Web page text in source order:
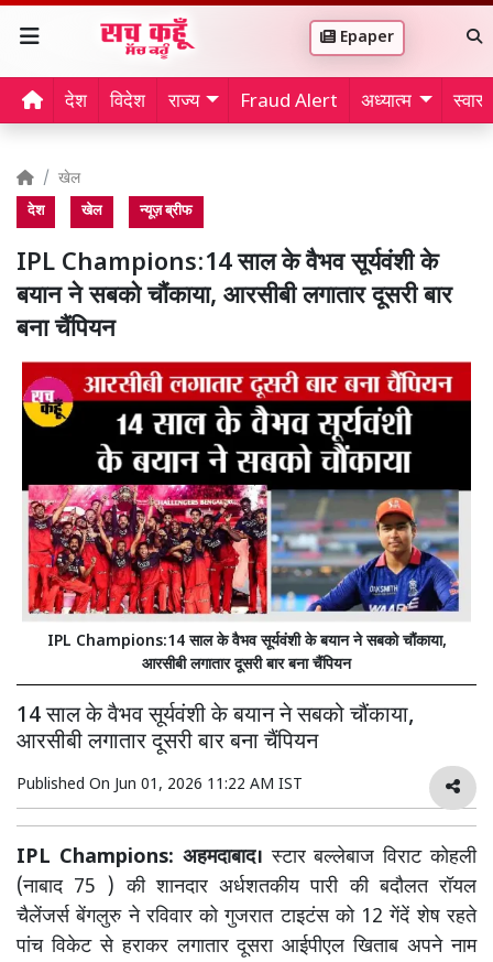
Epaper
देश विदेश राज्य Fraud Alert अध्यात्म
खेल
देश खेल न्यूज़ ब्रीफ
IPL Champions:14 साल के वैभव सूर्यवंशी के
बयान ने सबको चौंकाया, आरसीबी लगातार दूसरी बार
बना चैंपियन
IPL Champions:14 साल के वैभव सूर्यवंशी के बयान ने सबको चौंकाया,
आरसीबी लगातार दूसरी बार बना चैंपियन
14 साल के वैभव सूर्यवंशी के बयान ने सबको चौंकाया,
आरसीबी लगातार दूसरी बार बना चैंपियन
Published On Jun 01, 2026 11:22 AM IST
IPL Champions: अहमदाबाद।स्टार बल्लेबाज विराट कोहली
(नाबाद 75 ) की शानदार अर्धशतकीय पारी की बदौलत रॉयल
चैलेंजर्स बेंगलुरु ने रविवार को गुजरात टाइटंस को 12 गेंदें शेष रहते
पांच विकेट से हराकर लगातार दूसरा आईपीएल खिताब अपने नाम